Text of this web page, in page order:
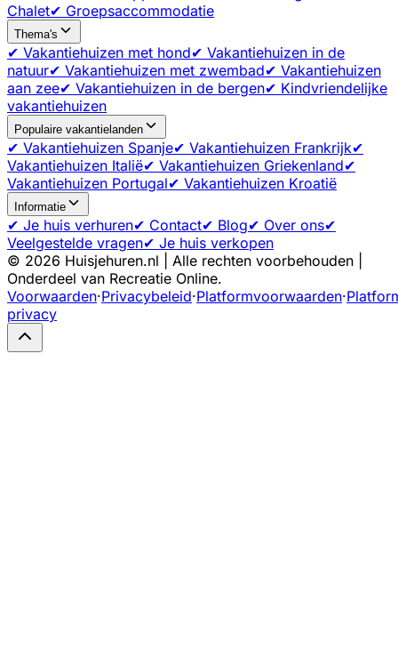
Chalet✔ Groepsaccommodatie
Thema's
✔ Vakantiehuizen met hond✔ Vakantiehuizen in de
natuur✔ Vakantiehuizen met zwembad✔ Vakantiehuizen
aan zee✔ Vakantiehuizen in de bergen✔ Kindvriendelijke
vakantiehuizen
Populaire vakantielanden
✔ Vakantiehuizen Spanje✔ Vakantiehuizen Frankrijk✔
Vakantiehuizen Italië✔ Vakantiehuizen Griekenland✔
Vakantiehuizen Portugal✔ Vakantiehuizen Kroatië
Informatie
✔ Je huis verhuren✔ Contact✔ Blog✔ Over ons✔
Veelgestelde vragen✔ Je huis verkopen
© 2026 Huisjehuren.nl | Alle rechten voorbehouden |
Onderdeel van Recreatie Online.
Voorwaarden·Privacybeleid·Platformvoorwaarden·
privacy